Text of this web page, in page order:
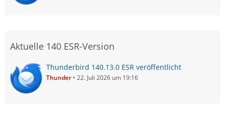
Aktuelle 140 ESR-Version
Thunderbird 140.13.0 ESR veröffentlicht
Thunder 22. Juli 2026 um 19:16